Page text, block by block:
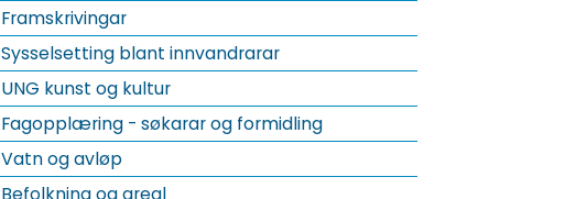
Framskrivingar
Sysselsetting blant innvandrarar
UNG kunst og kultur
Fagopplæring - søkarar og formidling
Vatn og avløp
Befolkning og areal